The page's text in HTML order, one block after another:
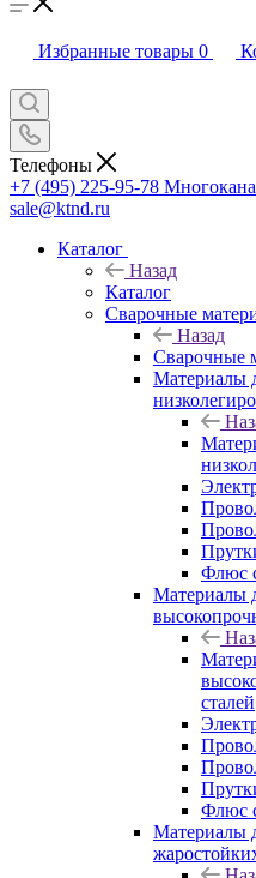
Избранные товары 0
Телефоны
+7 (495) 225-95-78
sale@ktnd.ru
Каталог
Назад
Каталог
Сварочные
Назад
Сварочные
Материалы
Флюс
Материалы
сталей
Флюс
Материалы